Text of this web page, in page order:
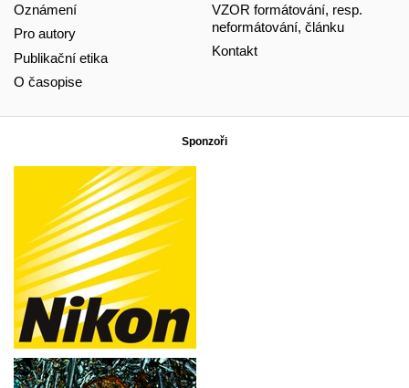
Oznámení
Pro autory
Publikační etika
O časopise
VZOR formátování, resp.
neformátování, článku
Kontakt
Sponzoři